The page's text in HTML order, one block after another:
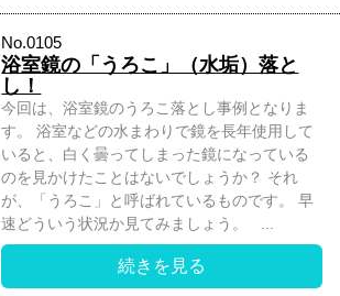
No.0105
浴室鏡の「うろこ」（水垢）落と
し！
今回は、浴室鏡のうろこ落とし事例となりま
す。 浴室などの水まわりで鏡を長年使用して
いると、白く曇ってしまった鏡になっている
のを見かけたことはないでしょうか？ それ
が、「うろこ」と呼ばれているものです。 早
速どういう状況か見てみましょう。 ...
続きを見る